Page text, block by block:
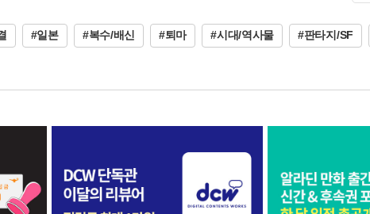
#일본 #복수/배신 #퇴마 #시대/역사물 #판타지/SF